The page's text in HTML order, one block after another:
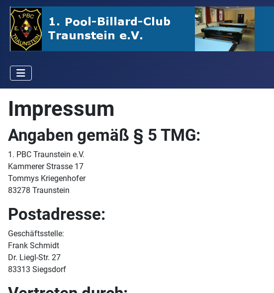
Impressum
Angaben gemäß § 5 TMG:
1. PBC Traunstein e.V.
Kammerer Strasse 17
Tommys Kriegenhofer
83278 Traunstein
Postadresse:
Geschäftsstelle:
Frank Schmidt
Dr. Liegl-Str. 27
83313 Siegsdorf